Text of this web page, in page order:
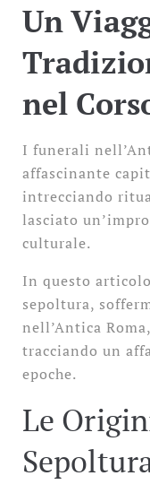
Un
nel
I funerali
affascinante
intrecciando
lasciato
culturale.
In questo
sepoltura,
nell’Antica
tracciando un
epoche.
Le